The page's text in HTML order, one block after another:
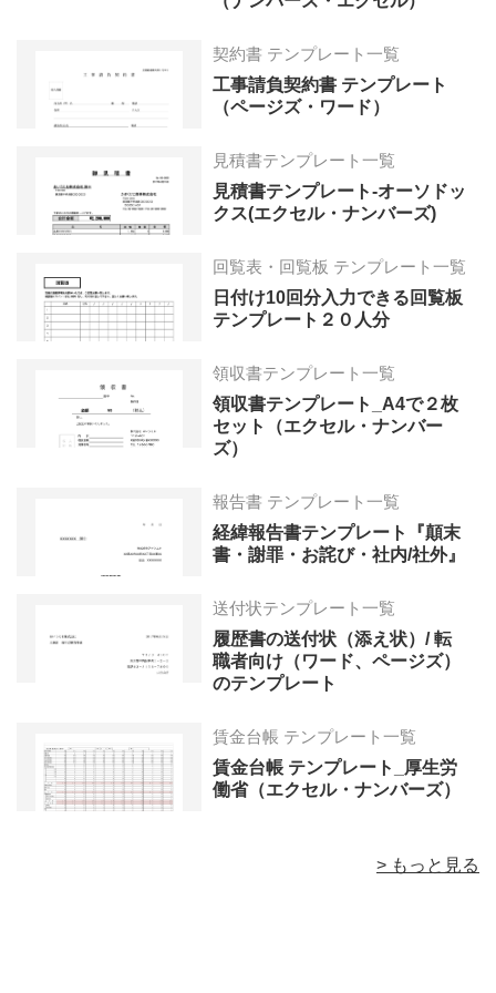
契約書 テンプレート一覧
工事請負契約書 テンプレート
（ページズ・ワード）
見積書テンプレート一覧
見積書テンプレート-オーソドッ
クス(エクセル・ナンバーズ)
回覧表・回覧板 テンプレート一覧
日付け10回分入力できる回覧板
テンプレート２０人分
領収書テンプレート一覧
領収書テンプレート_A4で２枚
セット（エクセル・ナンバー
ズ）
報告書 テンプレート一覧
経緯報告書テンプレート『顛末
書・謝罪・お詫び・社内/社外』
送付状テンプレート一覧
履歴書の送付状（添え状）/ 転
職者向け（ワード、ページズ）
のテンプレート
賃金台帳 テンプレート一覧
賃金台帳 テンプレート_厚生労
働省（エクセル・ナンバーズ）
> もっと見る